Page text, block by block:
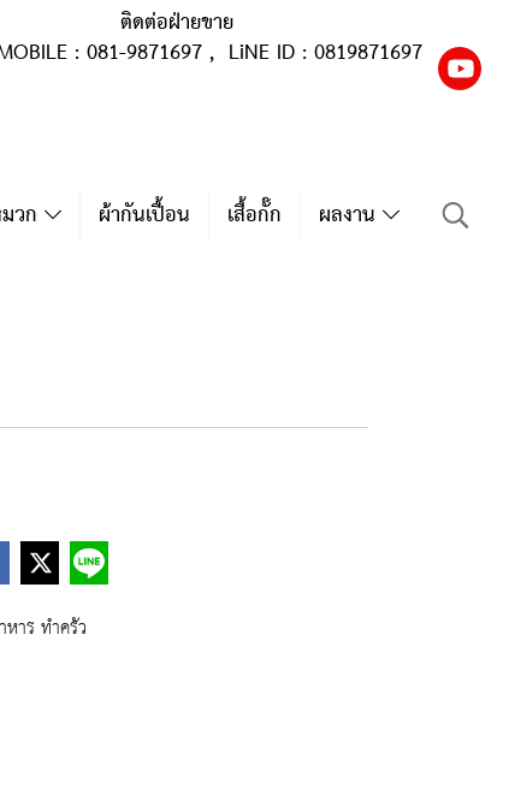
ติดต่อฝ่ายขาย
: 081-9871697 , LiNE ID : 0819871697
วก ผ้ากันเปื้อน เสื้อกั๊ก ผลงาน
าร ทำครัว